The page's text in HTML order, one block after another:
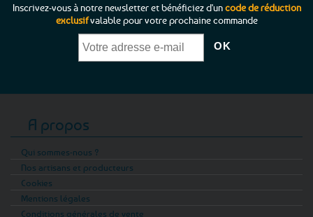
Inscrivez-vous à notre newsletter et bénéficiez d'uncode de réduction
exclusifvalable pour votre prochaine commande
A propos
Qui sommes-nous ?
Nos artisans et producteurs
Cookies
Mentions légales
Conditions générales de vente